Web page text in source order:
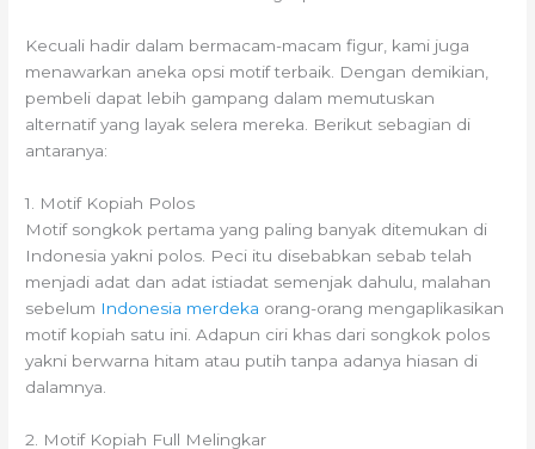
Kecuali hadir dalam bermacam-macam figur, kami juga
menawarkan aneka opsi motif terbaik. Dengan demikian,
pembeli dapat lebih gampang dalam memutuskan
alternatif yang layak selera mereka. Berikut sebagian di
antaranya:
1. Motif Kopiah Polos
Motif songkok pertama yang paling banyak ditemukan di
Indonesia yakni polos. Peci itu disebabkan sebab telah
menjadi adat dan adat istiadat semenjak dahulu, malahan
sebelum Indonesia merdeka orang-orang mengaplikasikan
motif kopiah satu ini. Adapun ciri khas dari songkok polos
yakni berwarna hitam atau putih tanpa adanya hiasan di
dalamnya.
2. Motif Kopiah Full Melingkar